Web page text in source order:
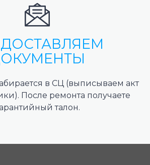
в СЦ (выписываем акт
После ремонта получаете
талон.